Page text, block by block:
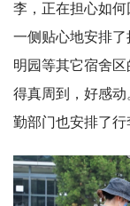
李，正在担心如
一侧贴心地安排
明园等其它宿舍
得真周到，好感
勤部门也安排了行